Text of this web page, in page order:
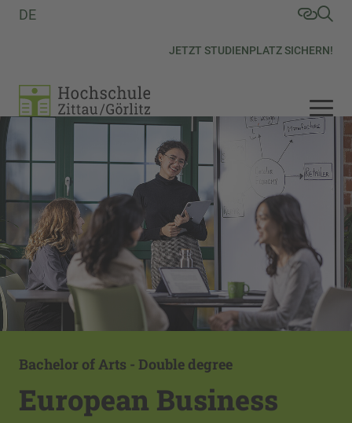
JETZT STUDIENPLATZ SICHERN!
DE
Bachelor of Arts - Double degree
European Business